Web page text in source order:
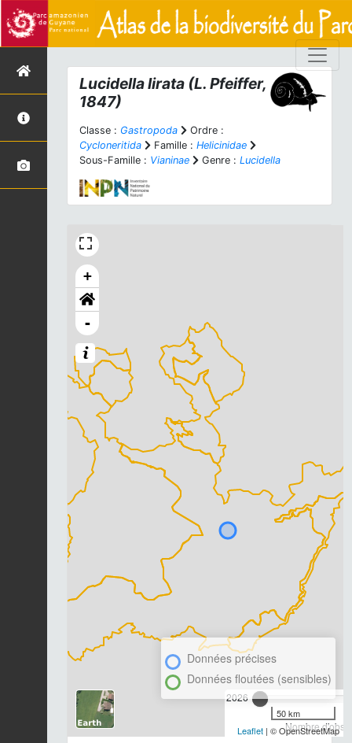
Lucidella lirata (L. Pfeiffer,
1847)
Classe : Gastropoda
Ordre :
Cycloneritida
Famille : Helicinidae
Sous-Famille : Vianinae Genre : Lucidella
+
-
2026
Nombre
Données précises
Données floutées (sensibles)
50 km
Leaflet | © OpenStreetMap